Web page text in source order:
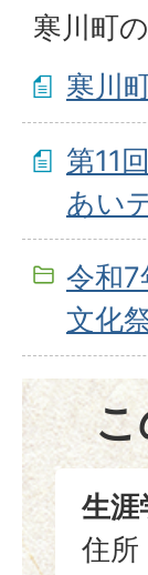
寒川町
寒川
第11
あい
令和
文化
こ
生涯
住